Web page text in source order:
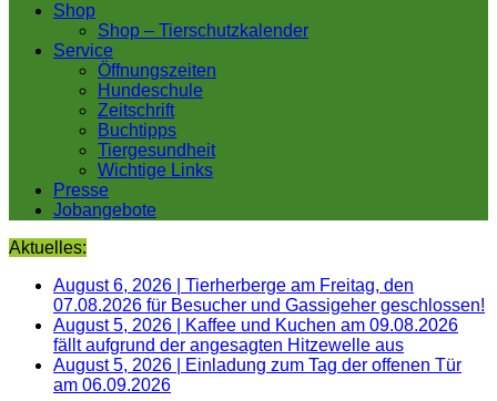
Shop
Shop – Tierschutzkalender
Service
Öffnungszeiten
Hundeschule
Zeitschrift
Buchtipps
Tiergesundheit
Wichtige Links
Presse
Jobangebote
Aktuelles:
August 6, 2026
Tierherberge am Freitag, den
07.08.2026 für Besucher und Gassigeher geschlossen!
August 5, 2026
Kaffee und Kuchen am 09.08.2026
fällt aufgrund der angesagten Hitzewelle aus
August 5, 2026
Einladung zum Tag der offenen Tür
am 06.09.2026